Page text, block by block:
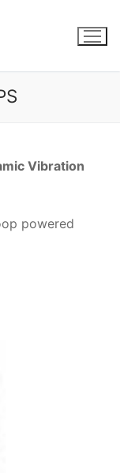
Vibration
powered